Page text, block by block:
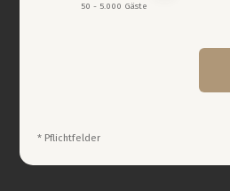
50 - 5.000 Gäste
* Pflichtfelder